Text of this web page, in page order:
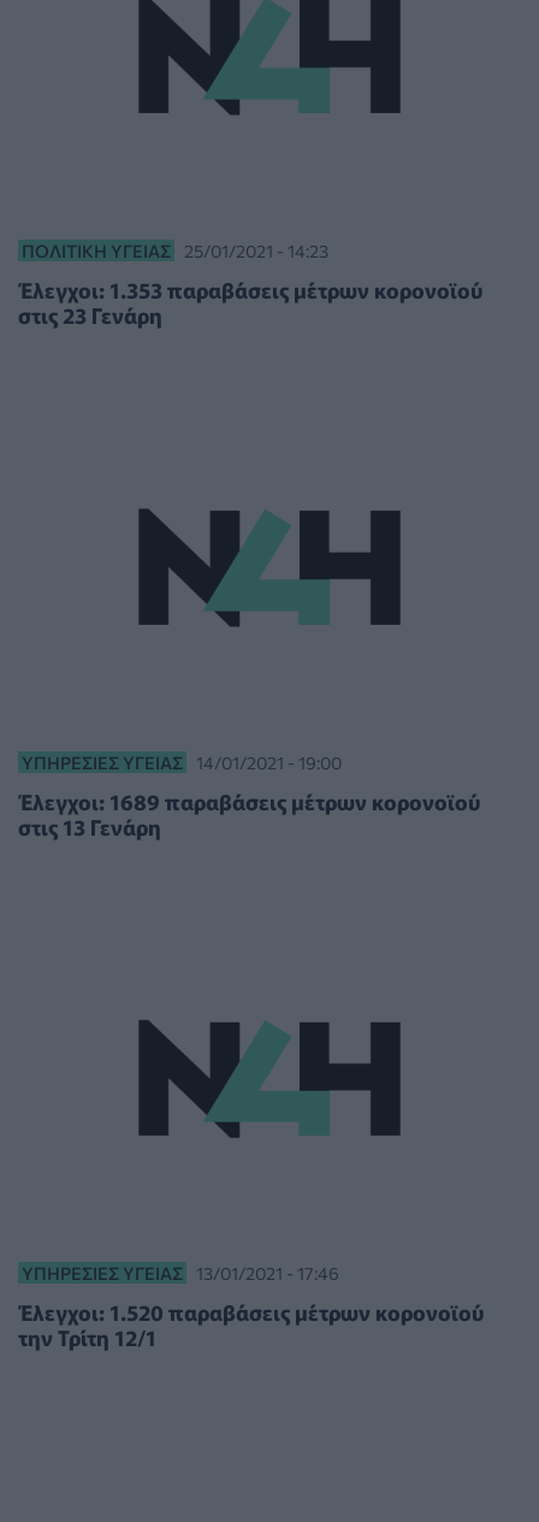
ΠΟΛΙΤΙΚΉ ΥΓΕΊΑΣ 25/01/2021 - 14:23
Έλεγχοι: 1.353 παραβάσεις μέτρων κορονοϊού
στις 23 Γενάρη
ΥΠΗΡΕΣΊΕΣ ΥΓΕΊΑΣ 14/01/2021 - 19:00
Έλεγχοι: 1689 παραβάσεις μέτρων κορονοϊού
στις 13 Γενάρη
ΥΠΗΡΕΣΊΕΣ ΥΓΕΊΑΣ 13/01/2021 - 17:46
Έλεγχοι: 1.520 παραβάσεις μέτρων κορονοϊού
την Τρίτη 12/1